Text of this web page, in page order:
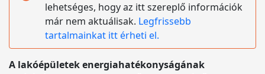
lehetséges, hogy az itt szereplő információk
már nem aktuálisak. Legfrissebb
tartalmainkat itt érheti el.
A lakóépületek energiahatékonyságának